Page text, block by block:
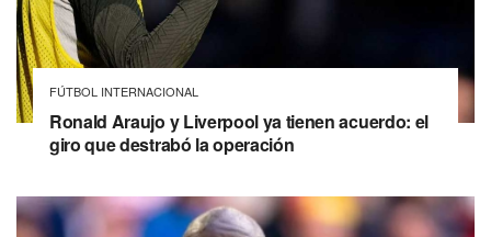
FÚTBOL INTERNACIONAL
Ronald Araujo y Liverpool ya tienen acuerdo: el
giro que destrabó la operación